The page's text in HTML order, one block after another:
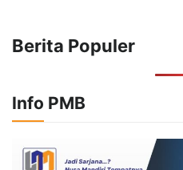
Berita Populer
Info PMB